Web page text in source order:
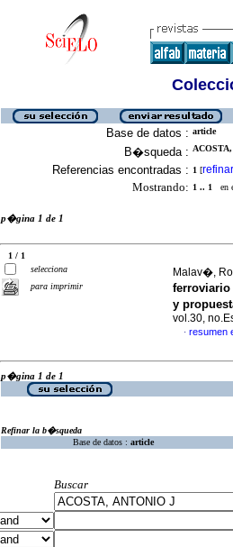
Base de datos : article
B�squeda :
Referencias encontradas : 1 [refinar
Mostrando: 1 .. 1 en
p�gina 1 de 1
1 / 1
selecciona
para imprimir
Malav�,
y
vol.30,
· resumen
p�gina 1 de 1
Refinar la b�squeda
Base de datos : article
Buscar